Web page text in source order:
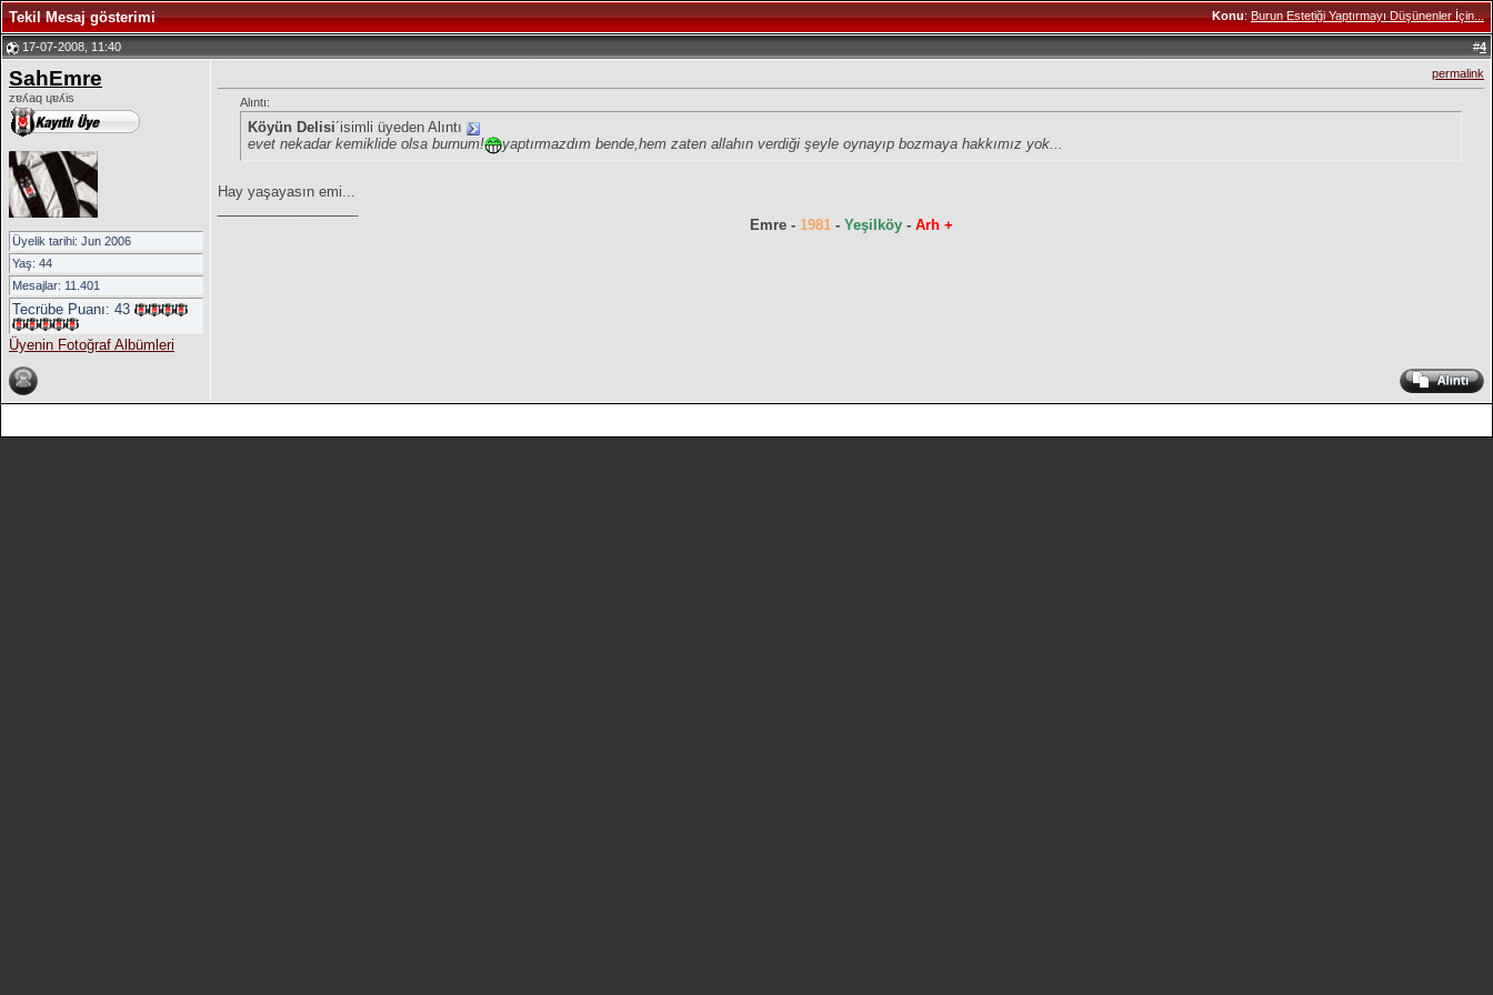
Konu:Burun Estetiği Yaptırmayı Düşünenler İçin...
Tekil Mesaj gösterimi
17-07-2008, 11:40 #4
SahEmre
zɐʎaq ɥɐʎis
Üyelik tarihi: Jun 2006
Yaş: 44
Mesajlar: 11.401
Tecrübe Puanı: 43
Üyenin Fotoğraf Albümleri
permalink
Alıntı:
Köyün Delisi´isimli üyeden Alıntı
evet nekadar kemiklide olsa burnum!
yaptırmazdım bende,hem zaten allahın verdiği şeyle oynayıp bozmaya hakkımız yok...
Hay yaşayasın emi...
Emre - 1981- Yeşilköy- Arh +